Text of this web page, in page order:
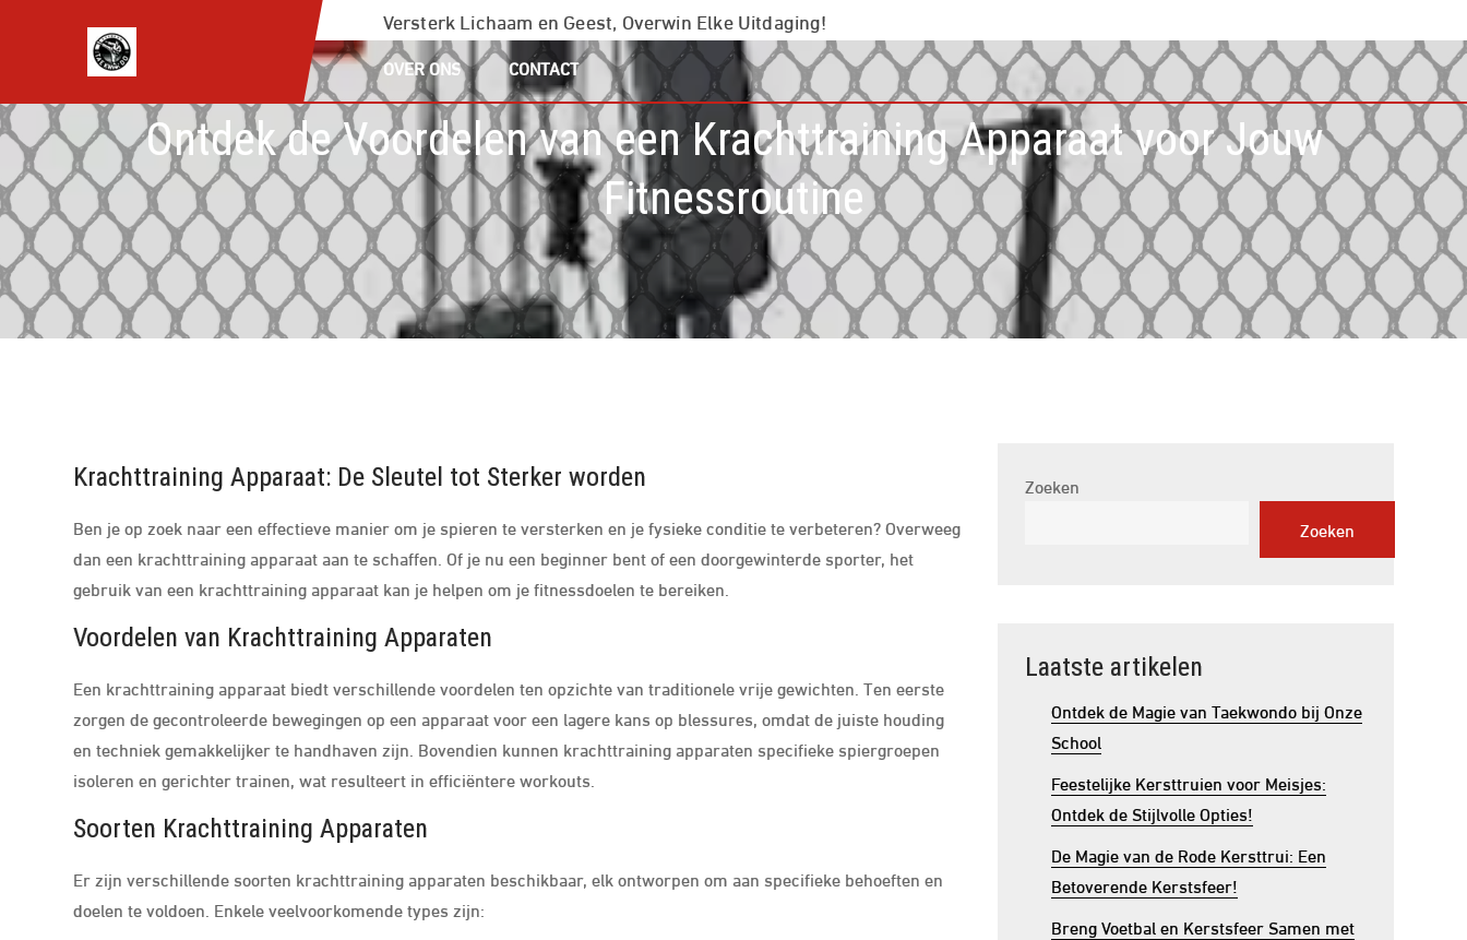
inhoud
Versterk Lichaam en Geest, Overwin Elke Uitdaging!
OVER ONS CONTACT
Ontdek de Voordelen van een Krachttraining Apparaat voor Jouw
Fitnessroutine
Krachttraining Apparaat: De Sleutel tot Sterker worden
Ben je op zoek naar een effectieve manier om je spieren te versterken en je fysieke conditie te verbeteren? Overweeg
dan een krachttraining apparaat aan te schaffen. Of je nu een beginner bent of een doorgewinterde sporter, het
gebruik van een krachttraining apparaat kan je helpen om je fitnessdoelen te bereiken.
Voordelen van Krachttraining Apparaten
Een krachttraining apparaat biedt verschillende voordelen ten opzichte van traditionele vrije gewichten. Ten eerste
zorgen de gecontroleerde bewegingen op een apparaat voor een lagere kans op blessures, omdat de juiste houding
en techniek gemakkelijker te handhaven zijn. Bovendien kunnen krachttraining apparaten specifieke spiergroepen
isoleren en gerichter trainen, wat resulteert in efficiëntere workouts.
Soorten Krachttraining Apparaten
Er zijn verschillende soorten krachttraining apparaten beschikbaar, elk ontworpen om aan specifieke behoeften en
doelen te voldoen. Enkele veelvoorkomende types zijn:
Zoeken
Zoeken
Laatste artikelen
Ontdek de Magie van Taekwondo bij Onze
School
Feestelijke Kersttruien voor Meisjes:
Ontdek de Stijlvolle Opties!
De Magie van de Rode Kersttrui: Een
Betoverende Kerstsfeer!
Breng Voetbal en Kerstsfeer Samen met